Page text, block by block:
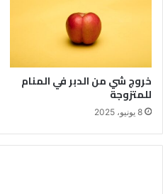
خروج شي من الدبر في المنام
للمتزوجة
8 يونيو، 2025